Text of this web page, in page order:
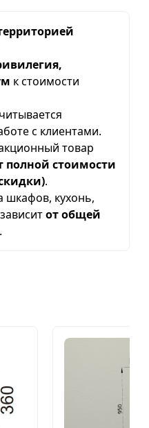
к стоимости
с клиентами.
товар
полной стоимости
.
шкафов, кухонь,
от общей
.